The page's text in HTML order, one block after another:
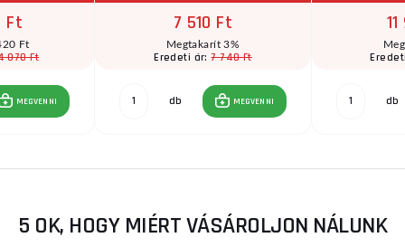
Ft
Ft
070 Ft
MEGVENNI
7 510 Ft
Megtakarít 3%
Eredeti ár:7 740 Ft
db MEGVENNI db
5 OK, HOGY MIÉRT VÁSÁROLJON NÁLUNK